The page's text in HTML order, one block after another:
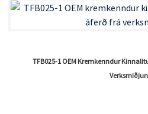
TFB025-1 OEM Kremkenndur